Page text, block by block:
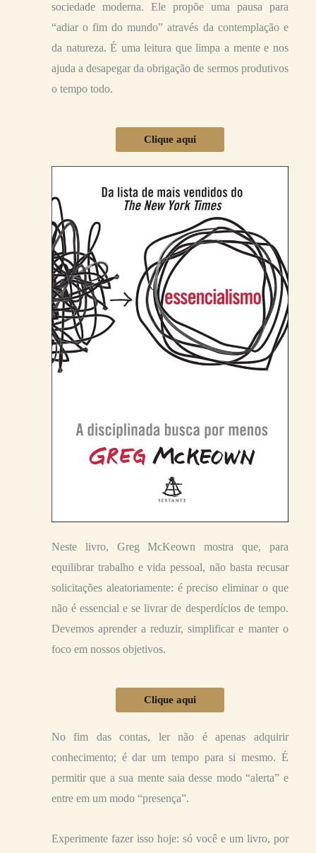
sociedade moderna. Ele propõe uma pausa para
“adiar o fim do mundo” através da contemplação e
da natureza. É uma leitura que limpa a mente e nos
ajuda a desapegar da obrigação de sermos produtivos
o tempo todo.
Clique aqui
Neste livro, Greg McKeown mostra que, para
equilibrar trabalho e vida pessoal, não basta recusar
solicitações aleatoriamente: é preciso eliminar o que
não é essencial e se livrar de desperdícios de tempo.
Devemos aprender a reduzir, simplificar e manter o
foco em nossos objetivos.
Clique aqui
No fim das contas, ler não é apenas adquirir
conhecimento; é dar um tempo para si mesmo. É
permitir que a sua mente saia desse modo “alerta” e
entre em um modo “presença”.
Experimente fazer isso hoje: só você e um livro, por